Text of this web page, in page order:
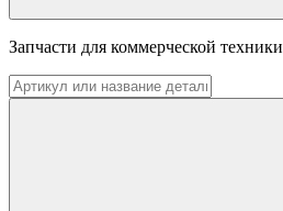
Запчасти для коммерческой техники